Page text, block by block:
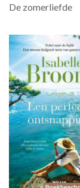
De zomerliefde